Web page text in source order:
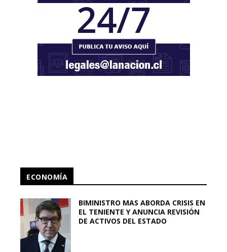
ECONOMÍA
BIMINISTRO MAS ABORDA CRISIS EN
EL TENIENTE Y ANUNCIA REVISIÓN
DE ACTIVOS DEL ESTADO